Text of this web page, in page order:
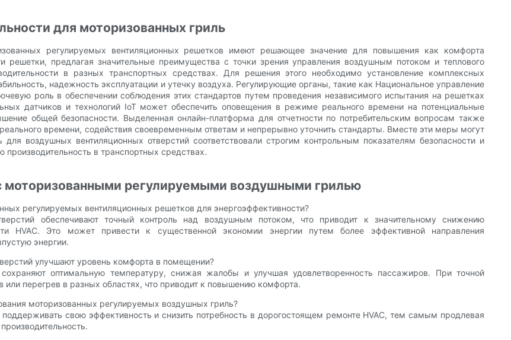
для моторизованных гриль
регулируемых вентиляционных решетков имеют решающее значение для повышения как комфорта
решетки, предлагая значительные преимущества с точки зрения управления воздушным потоком и теплового
в разных транспортных средствах. Для решения этого необходимо установление комплексных
надежность эксплуатации и утечку воздуха. Регулирующие органы, такие как Национальное управление
роль в обеспечении соблюдения этих стандартов путем проведения независимого испытания на решетках
датчиков и технологий IoT может обеспечить оповещения в режиме реального времени на потенциальные
общей безопасности. Выделенная онлайн-платформа для отчетности по потребительским вопросам также
времени, содействия своевременным ответам и непрерывно уточнить стандарты. Вместе эти меры могут
воздушных вентиляционных отверстий соответствовали строгим контрольным показателям безопасности и
в транспортных средствах.
моторизованными регулируемыми воздушными грилью
регулируемых вентиляционных решетков для энергоэффективности?
обеспечивают точный контроль над воздушным потоком, что приводит к значительному снижению
HVAC. Это может привести к существенной экономии энергии путем более эффективной направления
энергии.
улучшают уровень комфорта в помещении?
оптимальную температуру, снижая жалобы и улучшая удовлетворенность пассажиров. При точной
или перегрев в разных областях, что приводит к повышению комфорта.
моторизованных регулируемых воздушных гриль?
свою эффективность и снизить потребность в дорогостоящем ремонте HVAC, тем самым продлевая